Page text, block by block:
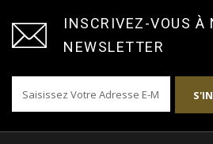
INSCRIVEZ-VOUS À
NEWSLETTER